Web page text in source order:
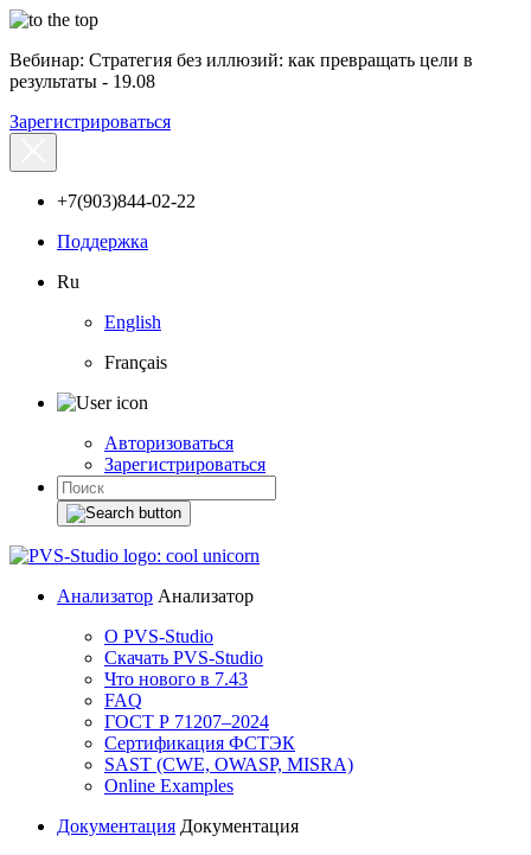
Вебинар: Стратегия без иллюзий: как превращать цели в
результаты - 19.08
Зарегистрироваться
+7(903)844-02-22
Поддержка
Ru
English
Français
Авторизоваться
Зарегистрироваться
Анализатор Анализатор
О PVS-Studio
Скачать PVS-Studio
Что нового в 7.43
FAQ
ГОСТ Р 71207–2024
Сертификация ФСТЭК
SAST (CWE, OWASP, MISRA)
Online Examples
Документация Документация